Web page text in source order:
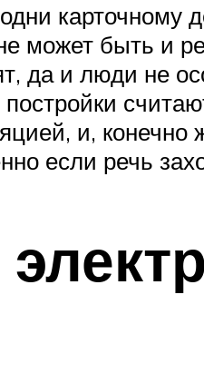
карточному
может быть и
да и люди не
и, конечно
если речь